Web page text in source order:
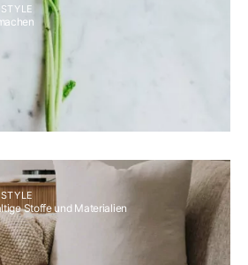
Stoffe und Materialien